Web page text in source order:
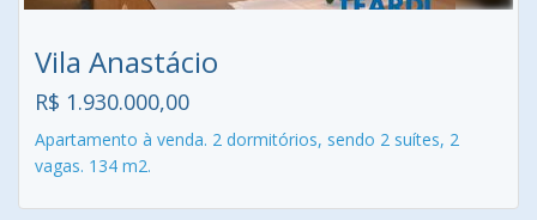
Vila Anastácio
R$ 1.930.000,00
Apartamento à venda. 2 dormitórios, sendo 2 suítes, 2
vagas. 134 m2.